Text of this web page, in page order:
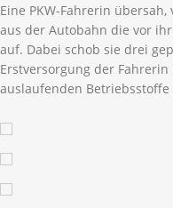
Eine PKW-Fahrerin
aus der Autobahn die vor
auf. Dabei schob sie drei
Erstversorgung der
auslaufenden